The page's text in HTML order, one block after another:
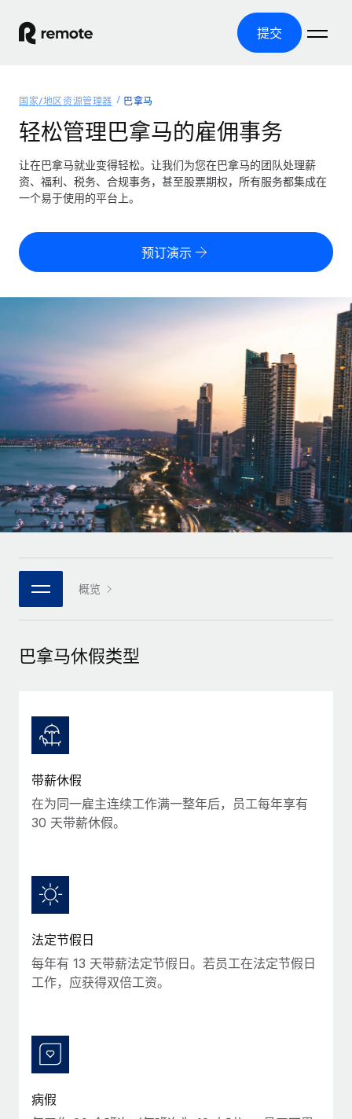
提交
产品
全球招聘
全球薪资管理
轻松运行合规薪资
零实体成本实现全球扩张
PEO
外包复杂雇佣任务
Remote Embedded
将人力资源无缝融入工作流程
团队的内置核心人力资源功能
连接 新的
使用我们的 MCP 将任何人工智能工具与 Remote 平台相连
借助核心业务工具简化流程
咨询专家
获得全球人力资源与合规方面的专家帮助
背景调查
简化候选人筛选流程
设备管理
实体设立
快速建立合规实体
福利
覆盖全球
美国各州浏览器
成长阶段
为成长型企业量身打造的全球敏捷型人力资源与薪资解决方案
中型市场
通过定制化人力资源解决方案扩展团队
企业
与我们携手合作
战略技术合作伙伴
集成与人工智能自动化咨询
资源
工具与计算器
误分类风险计算工具
探索全球合同工的结算货币选项与结算速度
通过 REMOTE 学习
研究与指引
案例研究
人力资源术语表
核对表和模板
职位描述库
网络研讨会
活动
薪金与人才洞察
洞察中心
获得支持
查看全部资源
Why owned entities are key to maintaining
EOR compliance
As the global workforce continues to expand in response
to the demands of today’s labor market, the...
What a Workday global payroll implementation
actually looks like
Most teams hear "payroll implementation" and picture a
six-month project with a dedicated team....
定价
中文（简体）
Nederlands
Español
Italiano
Português (Portugal)
日本語
한국어
国家/地区资源管理器 巴拿马
轻松管理巴拿马的雇佣事务
让在巴拿马就业变得轻松。让我们为您在巴拿马的团队处理薪
资、福利、税务、合规事务，甚至股票期权，所有服务都集成在
一个易于使用的平台上。
预订演示
概览
巴拿马休假类型
带薪休假
在为同一雇主连续工作满一整年后，员工每年享有
30 天带薪休假。
法定节假日
每年有 13 天带薪法定节假日。若员工在法定节假日
工作，应获得双倍工资。
病假